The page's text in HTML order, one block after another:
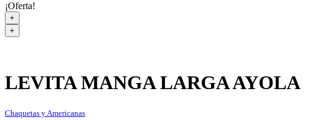
¡Oferta!
+
+
LEVITA MANGA LARGA AYOLA
Chaquetas y Americanas